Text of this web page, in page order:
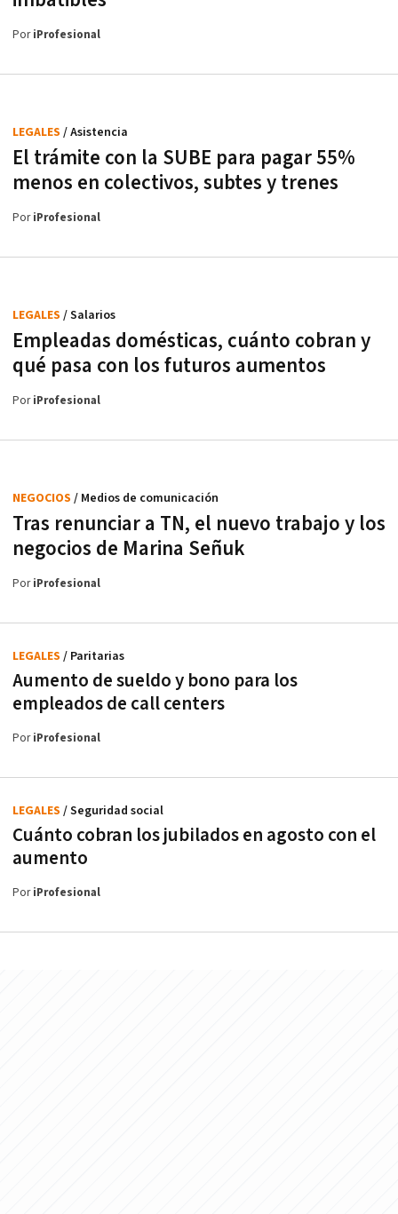
PoriProfesional
El trámite con la SUBE para pagar 55%
menos en colectivos, subtes y trenes
LEGALES / Asistencia
PoriProfesional
Empleadas domésticas, cuánto cobran y
qué pasa con los futuros aumentos
LEGALES / Salarios
PoriProfesional
Tras renunciar a TN, el nuevo trabajo y los
negocios de Marina Señuk
NEGOCIOS / Medios de comunicación
PoriProfesional
Aumento de sueldo y bono para los
empleados de call centers
LEGALES / Paritarias
PoriProfesional
Cuánto cobran los jubilados en agosto con el
aumento
LEGALES / Seguridad social
PoriProfesional